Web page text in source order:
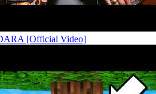
[Official Video]